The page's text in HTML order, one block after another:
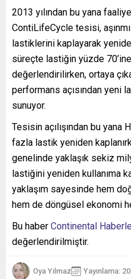
2013 yılından bu yana
ContiLifeCycle tesisi,
lastiklerini kaplayarak
süreçte lastiğin yüzde
değerlendirilirken, ortaya
performans açısından
sunuyor.
Tesisin açılışından bu yana
fazla lastik yeniden
genelinde yaklaşık sekiz
lastiğini yeniden kullanıma
yaklaşım sayesinde hem
hem de döngüsel ekonomi
Bu haber Continental
değerlendirilmiştir.
Oya Yılmaz Yayınlama: